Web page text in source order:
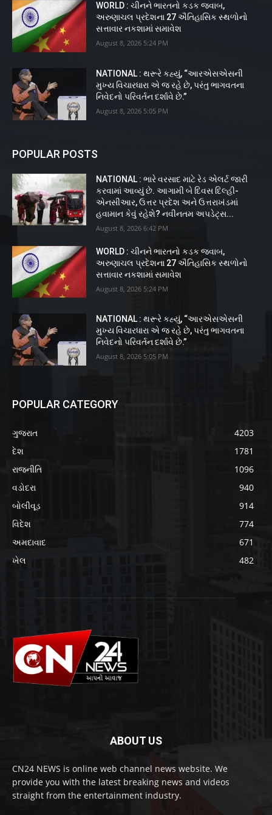
WORLD : ચીનને ભારતનો કડક જવાબ,
અરુણાચલ પ્રદેશના 27 ઐતિહાસિક સ્થળોનો
સત્તાવાર નકશામાં સમાવેશ
August 8, 2026 5:24 PM
NATIONAL : થરૂરે કહ્યું, “આરએસએસની
મુખ્ય વિચારધારા એ જ રહે છે, પરંતુ ભાગવતના
નિવેદનો પરિવર્તન દર્શાવે છે.”
August 8, 2026 5:05 PM
POPULAR POSTS
NATIONAL : ભારે વરસાદ માટે રેડ એલર્ટ જારી
કરવામાં આવ્યું છે. આગામી બે દિવસ દિલ્હી-
એનસીઆર, ઉત્તર પ્રદેશ અને ઉત્તરાખંડમાં
હવામાન કેવું રહેશે? નવીનતમ અપડેટ્સ...
August 8, 2026 6:42 PM
WORLD : ચીનને ભારતનો કડક જવાબ,
અરુણાચલ પ્રદેશના 27 ઐતિહાસિક સ્થળોનો
સત્તાવાર નકશામાં સમાવેશ
August 8, 2026 5:24 PM
NATIONAL : થરૂરે કહ્યું, “આરએસએસની
મુખ્ય વિચારધારા એ જ રહે છે, પરંતુ ભાગવતના
નિવેદનો પરિવર્તન દર્શાવે છે.”
August 8, 2026 5:05 PM
POPULAR CATEGORY
ગુજરાત
4203
દેશ
1781
રાજનીતિ
1096
વડોદરા
940
બોલીવૂડ
914
વિદેશ
774
અમદાવાદ
671
ખેલ
482
ABOUT US
CN24 NEWS is online web channel news website. We
provide you with the latest breaking news and videos
straight from the entertainment industry.